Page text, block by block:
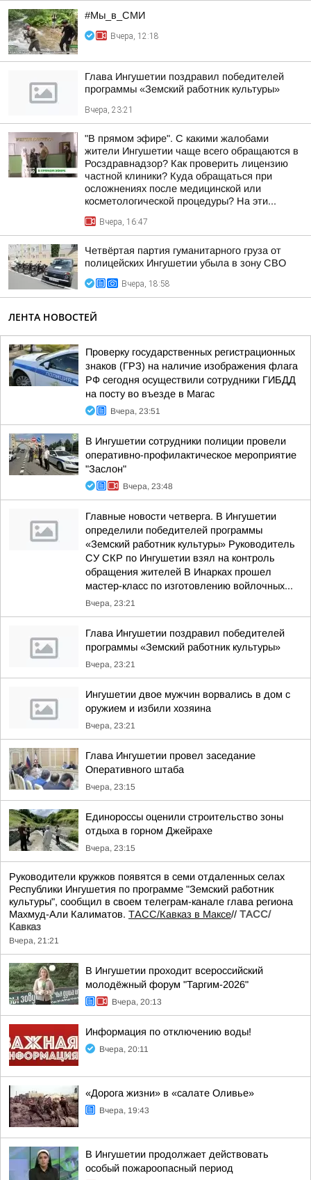
#Мы_в_СМИ
Вчера, 12:18
Глава Ингушетии поздравил победителей
программы «Земский работник культуры»
Вчера, 23:21
"В прямом эфире". С какими жалобами
жители Ингушетии чаще всего обращаются в
Росздравнадзор? Как проверить лицензию
частной клиники? Куда обращаться при
осложнениях после медицинской или
косметологической процедуры? На эти...
Вчера, 16:47
Четвёртая партия гуманитарного груза от
полицейских Ингушетии убыла в зону СВО
Вчера, 18:58
ЛЕНТА НОВОСТЕЙ
Проверку государственных регистрационных
знаков (ГРЗ) на наличие изображения флага
РФ сегодня осуществили сотрудники ГИБДД
на посту во въезде в Магас
Вчера, 23:51
В Ингушетии сотрудники полиции провели
оперативно-профилактическое мероприятие
"Заслон"
Вчера, 23:48
Главные новости четверга. В Ингушетии
определили победителей программы
«Земский работник культуры» Руководитель
СУ СКР по Ингушетии взял на контроль
обращения жителей В Инарках прошел
мастер-класс по изготовлению войлочных...
Вчера, 23:21
Глава Ингушетии поздравил победителей
программы «Земский работник культуры»
Вчера, 23:21
Ингушетии двое мужчин ворвались в дом с
оружием и избили хозяина
Вчера, 23:21
Глава Ингушетии провел заседание
Оперативного штаба
Вчера, 23:15
Единороссы оценили строительство зоны
отдыха в горном Джейрахе
Вчера, 23:15
Руководители кружков появятся в семи отдаленных селах
Республики Ингушетия по программе "Земский работник
культуры", сообщил в своем телеграм-канале глава региона
Махмуд-Али Калиматов. ТАСС/Кавказ в Максе// ТАСС/
Кавказ
Вчера, 21:21
В Ингушетии проходит всероссийский
молодёжный форум "Таргим-2026"
Вчера, 20:13
Информация по отключению воды!
Вчера, 20:11
«Дорога жизни» в «салате Оливье»
Вчера, 19:43
В Ингушетии продолжает действовать
особый пожароопасный период